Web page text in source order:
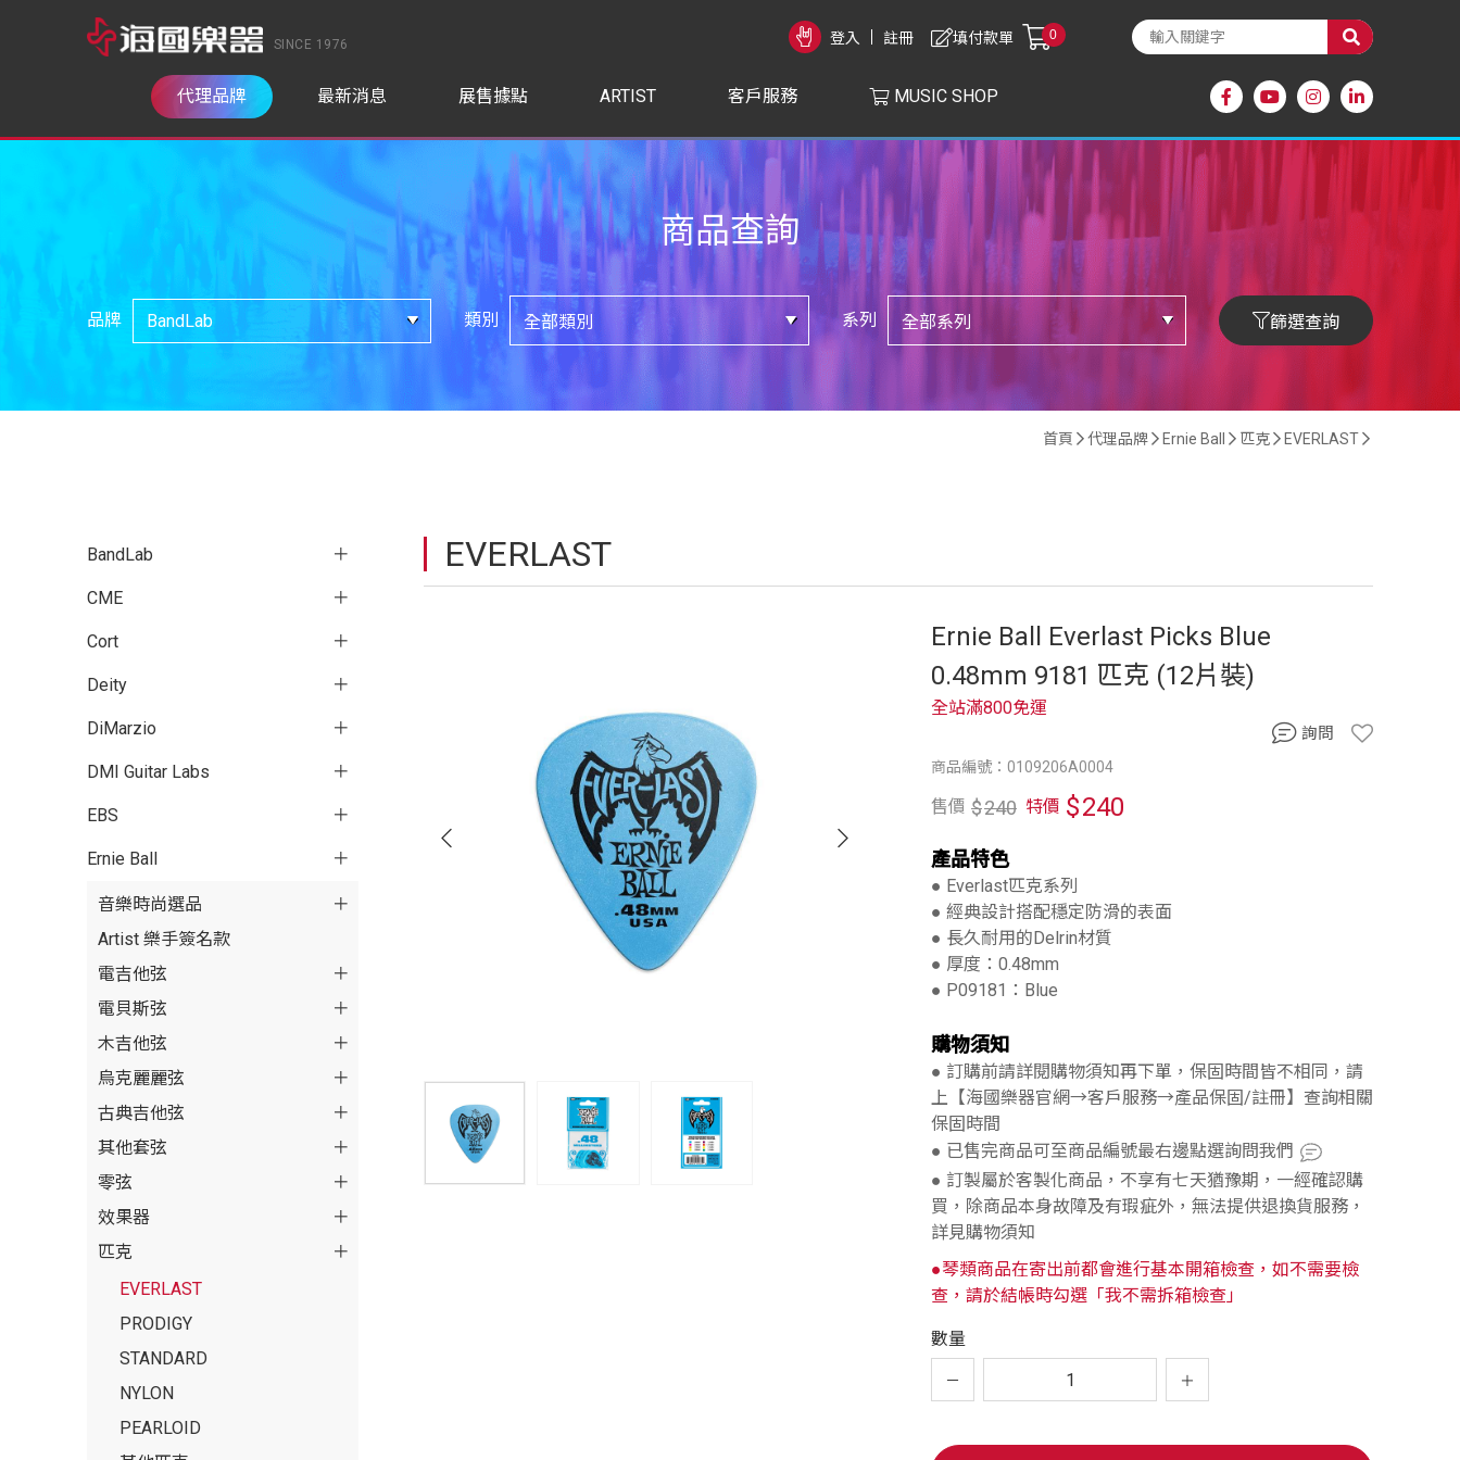
SINCE 1976 登入 註冊 0
填付款單
代理品牌 最新消息 展售據點 ARTIST 客戶服務 MUSIC SHOP
商品查詢
品牌 類別 系列 篩選查詢
首頁 代理品牌 Ernie Ball 匹克 EVERLAST
BandLab
CME
Cort
Deity
DiMarzio
DMI Guitar Labs
EBS
Ernie Ball
音樂時尚選品
Artist 樂手簽名款
電吉他弦
電貝斯弦
木吉他弦
烏克麗麗弦
古典吉他弦
其他套弦
零弦
效果器
匹克
EVERLAST
PRODIGY
STANDARD
NYLON
PEARLOID
EVERLAST
Ernie Ball Everlast Picks Blue
0.48mm 9181 匹克 (12片裝)
商品編號：0109206A0004
全站滿800免運
售價 $240 特價 $240
產品特色
● Everlast匹克系列
● 經典設計搭配穩定防滑的表面
● 長久耐用的Delrin材質
● 厚度：0.48mm
● P09181：Blue
購物須知
● 訂購前請詳閱購物須知再下單，保固時間皆不相同，請
上【海國樂器官網→客戶服務→產品保固/註冊】查詢相關
保固時間
● 已售完商品可至商品編號最右邊點選詢問我們
● 訂製屬於客製化商品，不享有七天猶豫期，一經確認購
買，除商品本身故障及有瑕疵外，無法提供退換貨服務，
詳見購物須知
●琴類商品在寄出前都會進行基本開箱檢查，如不需要檢
查，請於結帳時勾選「我不需拆箱檢查」
數量
詢問